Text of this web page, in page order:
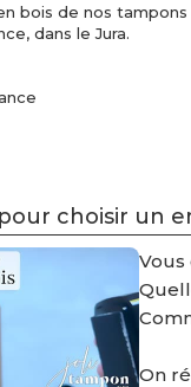
bois de nos
dans le Jura.
choisir un
On